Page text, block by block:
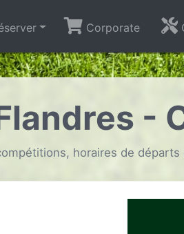
Corporate
-
horaires de